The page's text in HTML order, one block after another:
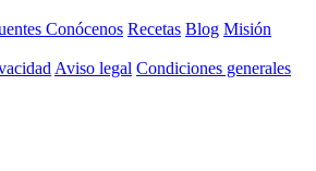
Conócenos Recetas Blog Misión
Aviso legal Condiciones generales